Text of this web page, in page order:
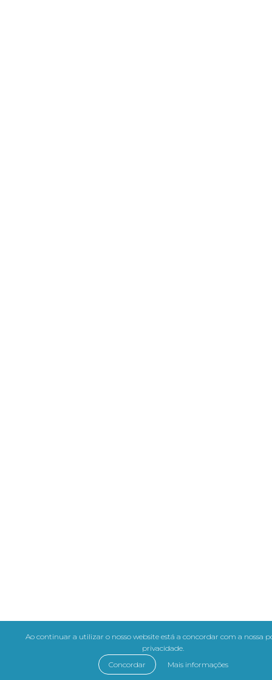
Ao continuar a utilizar o nosso website está a concordar com a nossa
privacidade.
Concordar
Mais informações